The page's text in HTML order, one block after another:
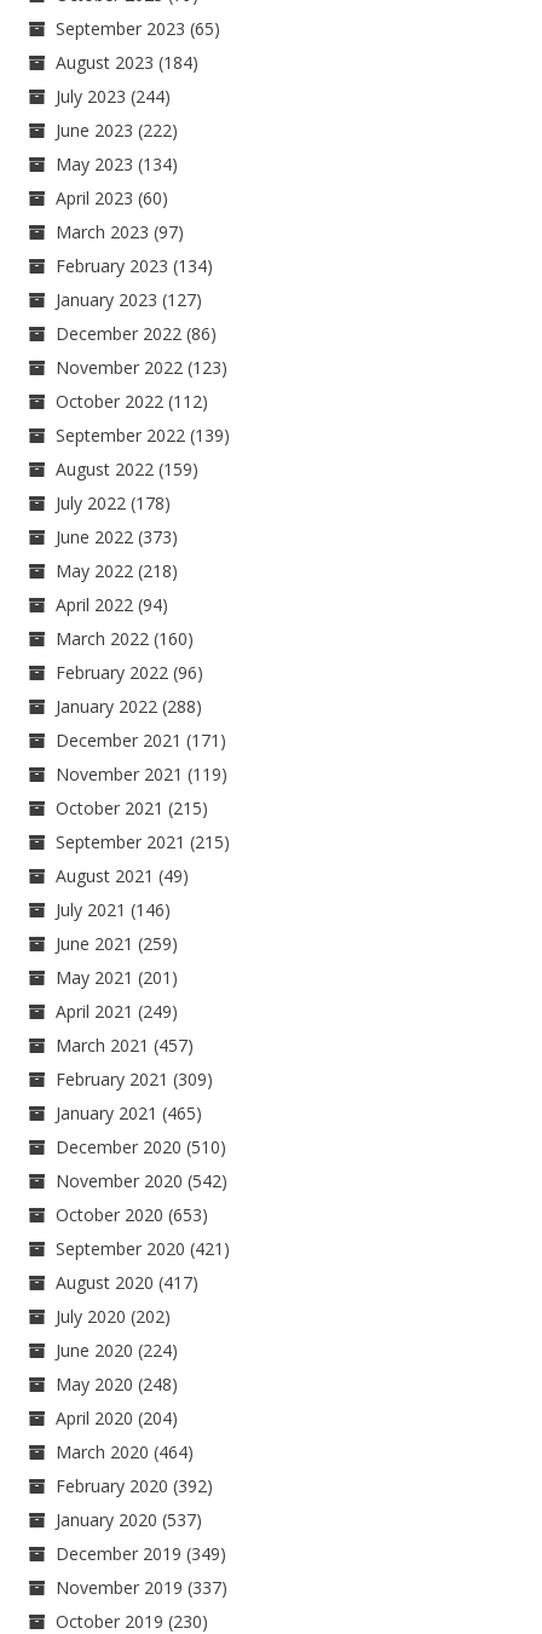
September 2023 (65)
August 2023 (184)
July 2023 (244)
June 2023 (222)
May 2023 (134)
April 2023 (60)
March 2023 (97)
February 2023 (134)
January 2023 (127)
December 2022 (86)
November 2022 (123)
October 2022 (112)
September 2022 (139)
August 2022 (159)
July 2022 (178)
June 2022 (373)
May 2022 (218)
April 2022 (94)
March 2022 (160)
February 2022 (96)
January 2022 (288)
December 2021 (171)
November 2021 (119)
October 2021 (215)
September 2021 (215)
August 2021 (49)
July 2021 (146)
June 2021 (259)
May 2021 (201)
April 2021 (249)
March 2021 (457)
February 2021 (309)
January 2021 (465)
December 2020 (510)
November 2020 (542)
October 2020 (653)
September 2020 (421)
August 2020 (417)
July 2020 (202)
June 2020 (224)
May 2020 (248)
April 2020 (204)
March 2020 (464)
February 2020 (392)
January 2020 (537)
December 2019 (349)
November 2019 (337)
October 2019 (230)